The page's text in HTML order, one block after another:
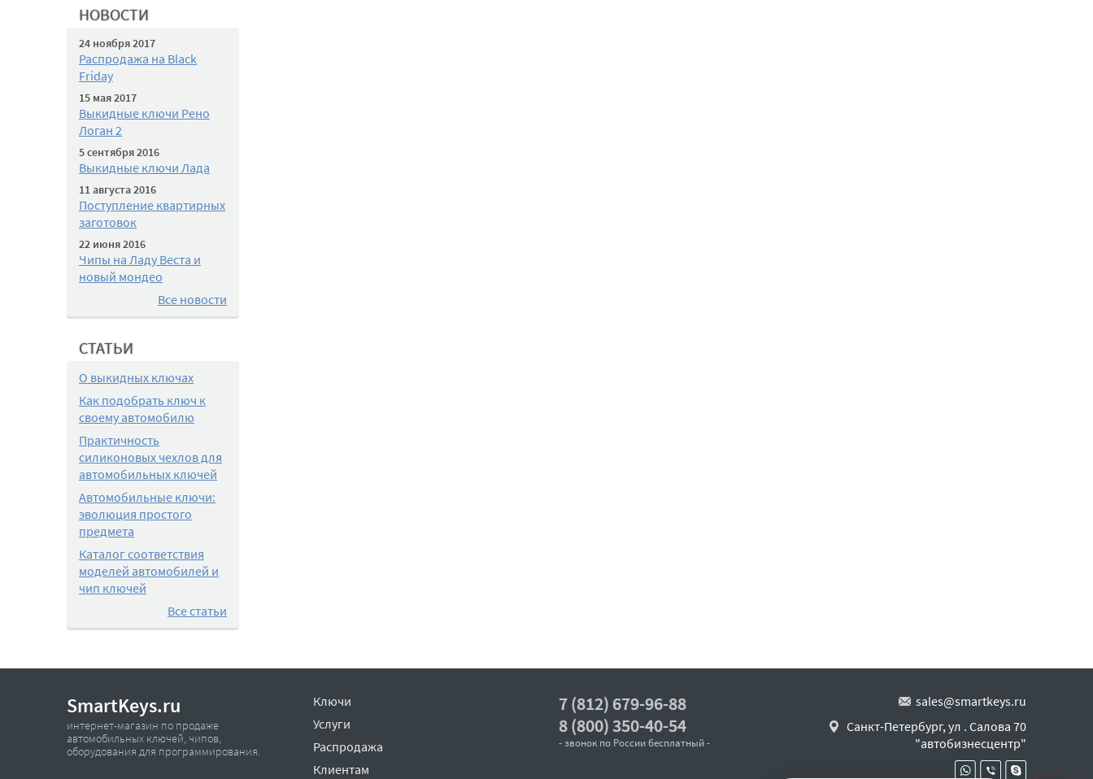
НОВОСТИ
24 ноября 2017
Распродажа на Black
Friday
15 мая 2017
Выкидные ключи Рено
Логан 2
5 сентября 2016
Выкидные ключи Лада
11 августа 2016
Поступление квартирных
заготовок
22 июня 2016
Чипы на Ладу Веста и
новый мондео
Все новости
СТАТЬИ
О выкидных ключах
Как подобрать ключ к
своему автомобилю
Практичность
силиконовых чехлов для
автомобильных ключей
Автомобильные ключи:
эволюция простого
предмета
Каталог соответствия
моделей автомобилей и
чип ключей
Все статьи
SmartKeys.ru
интернет-магазин по продаже
автомобильных ключей, чипов,
оборудования для программирования.
Ключи
Услуги
Распродажа
Клиентам
7 (812) 679-96-88
8 (800) 350-40-54
- звонок по России бесплатный -
sales@smartkeys.ru
Санкт-Петербург, ул . Салова 70
"автобизнесцентр"